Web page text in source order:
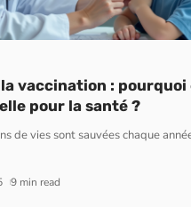
vaccination :
pour la santé ?
de vies sont sauvées chaque
9 min read